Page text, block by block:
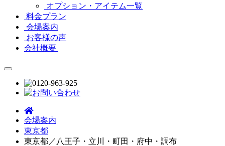
オプション・アイテム一覧
料金プラン
会場案内
お客様の声
会社概要
会場案内
東京都
東京都／八王子・立川・町田・府中・調布